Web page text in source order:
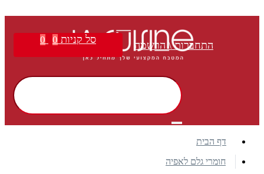
התחברות \ הרשמה סל קניות 0
0
דף הבית
חומרי גלם לאפיה